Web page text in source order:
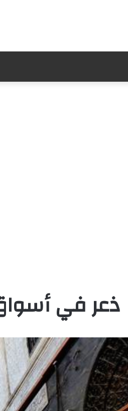
ذعر في